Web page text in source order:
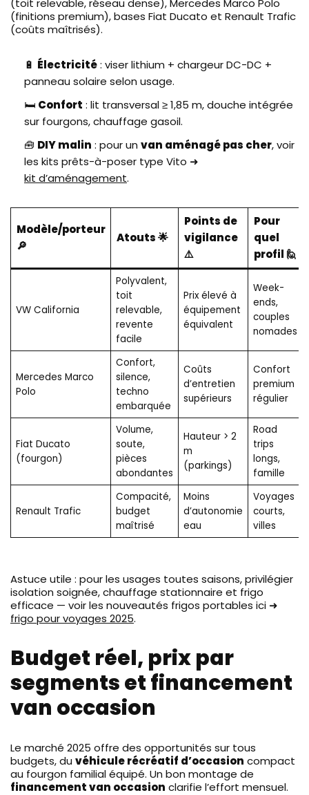
(toit relevable, réseau dense), Mercedes Marco Polo
(finitions premium), bases Fiat Ducato et Renault Trafic
(coûts maîtrisés).
🔋 Électricité: viser lithium + chargeur DC-DC +
panneau solaire selon usage.
🛏️ Confort : lit transversal ≥ 1,85 m, douche intégrée
sur fourgons, chauffage gasoil.
🧰 DIY malin : pour un van aménagé pas cher, voir
les kits prêts-à-poser type Vito ➜
kit d’aménagement.
Modèle/porteur
🔎
Atouts 🌟
Points de
vigilance
⚠️
Pour
quel
profil 🙋
VW California
Polyvalent,
toit
relevable,
revente
facile
Prix élevé à
équipement
équivalent
Week-
ends,
couples
nomades
Mercedes Marco
Polo
Confort,
silence,
techno
embarquée
Coûts
d’entretien
supérieurs
Confort
premium
régulier
Fiat Ducato
(fourgon)
Volume,
soute,
pièces
abondantes
Hauteur > 2
m
(parkings)
Road
trips
longs,
famille
Renault Trafic
Compacité,
budget
maîtrisé
Moins
d’autonomie
eau
Voyages
courts,
villes
Astuce utile : pour les usages toutes saisons, privilégier
isolation soignée, chauffage stationnaire et frigo
efficace — voir les nouveautés frigos portables ici ➜
frigo pour voyages 2025.
Budget réel, prix par
segments et financement
van occasion
Le marché 2025 offre des opportunités sur tous
budgets, du véhicule récréatif d’occasion compact
au fourgon familial équipé. Un bon montage de
financement van occasion clarifie l’effort mensuel.